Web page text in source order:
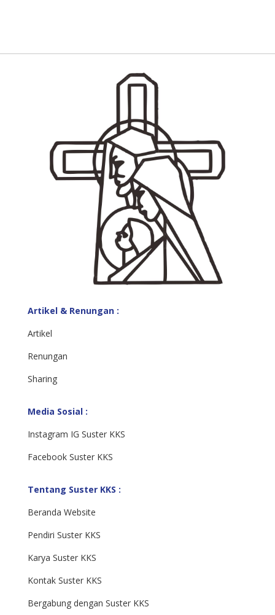
Artikel & Renungan :
Artikel
Renungan
Sharing
Media Sosial :
Instagram IG Suster KKS
Facebook Suster KKS
Tentang Suster KKS :
Beranda Website
Pendiri Suster KKS
Karya Suster KKS
Kontak Suster KKS
Bergabung dengan Suster KKS